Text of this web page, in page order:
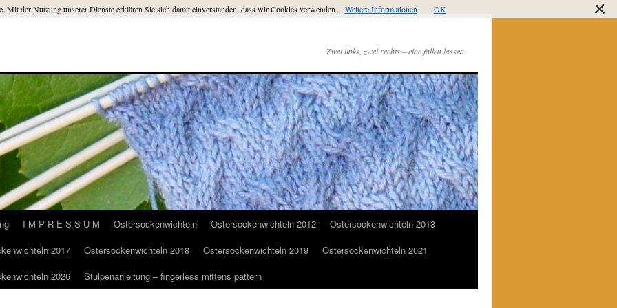
Zwei links, zwei rechts – eine fallen lassen
I M P R E S S U M Ostersockenwichteln Ostersockenwichteln 2012
Ostersockenwichteln 2013
2017 Ostersockenwichteln 2018 Ostersockenwichteln 2019
Ostersockenwichteln 2021
2026 Stulpenanleitung – fingerless mittens pattern
Mit der Nutzung unserer Dienste erklären Sie sich damit einverstanden, dass wir Cookies verwenden. Weitere Informationen OK